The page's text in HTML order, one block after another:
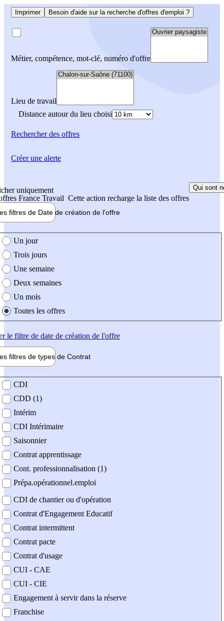
Imprimer Besoin d'aide sur la recherche d'offres d'emploi ?
Métier, compétence, mot-clé, numéro d'offre
Lieu de travail
Distance autour du lieu choisi
Rechercherdes offres
uniquement
France Travail Cette action recharge la liste des offres
Qui sont
filtres de Date de création de l'offre
création de l'offre
Un jour
Trois jours
Une semaine
Deux semaines
Un mois
Toutes les offres
le filtre de date de création de l'offre
filtres de types de Contrat
contrat
CDI
CDD (1)
Intérim
CDI Intérimaire
Saisonnier
Contrat apprentissage
Cont. professionnalisation (1)
Prépa.opérationnel.emploi
CDI de chantier ou d'opération
Contrat d'Engagement Educatif
Contrat intermittent
Contrat pacte
Contrat d'usage
CUI - CAE
CUI - CIE
Engagement à servir dans la réserve
Franchise
Créer une alerte